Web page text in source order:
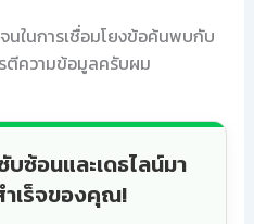
นในการเชื่อมโยงข้อค้นพบกับ
ตีความข้อมูลครับผม
ซ้อนและเดธไลน์มา
เร็จของคุณ!